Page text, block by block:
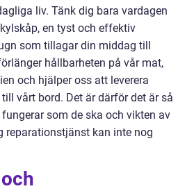
liv. Tänk dig bara vardagen
en tyst och effektiv
som tillagar din middag till
hållbarheten på vår mat,
och hjälper oss att leverera
vårt bord. Det är därför det är så
som de ska och vikten av
reparationstjänst kan inte nog